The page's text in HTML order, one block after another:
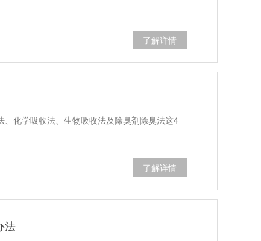
了解详情
化学吸收法、生物吸收法及除臭剂除臭法这4
了解详情
法